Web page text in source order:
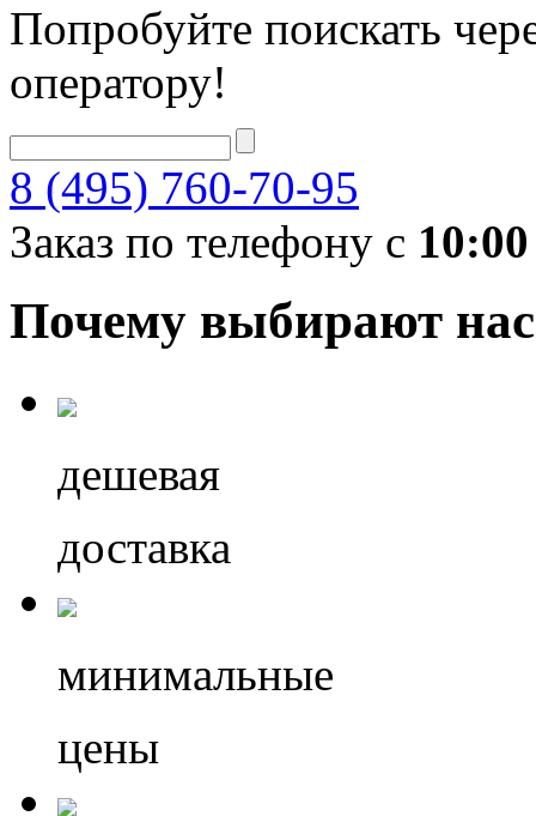
Попробуйте поискать
оператору!
8 (495) 760-70-95
Заказ по телефону с 10:00
Почему выбирают нас
дешевая
доставка
минимальные
цены